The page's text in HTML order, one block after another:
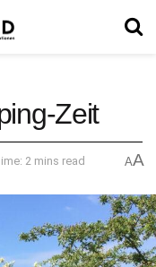
Zeit
2 mins read AA